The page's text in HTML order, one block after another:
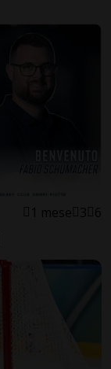
1 mese 3 6